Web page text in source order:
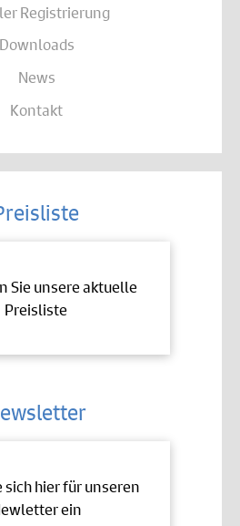
Registrierung
Downloads
News
Kontakt
Sie unsere aktuelle
Preisliste
sich hier für unseren
ein